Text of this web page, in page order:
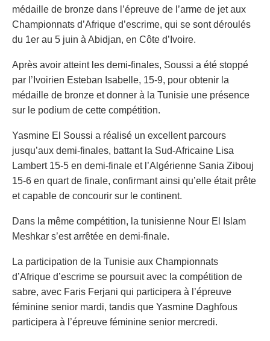
médaille de bronze dans l’épreuve de l’arme de jet aux
Championnats d’Afrique d’escrime, qui se sont déroulés
du 1er au 5 juin à Abidjan, en Côte d’Ivoire.
Après avoir atteint les demi-finales, Soussi a été stoppé
par l’Ivoirien Esteban Isabelle, 15-9, pour obtenir la
médaille de bronze et donner à la Tunisie une présence
sur le podium de cette compétition.
Yasmine El Soussi a réalisé un excellent parcours
jusqu’aux demi-finales, battant la Sud-Africaine Lisa
Lambert 15-5 en demi-finale et l’Algérienne Sania Zibouj
15-6 en quart de finale, confirmant ainsi qu’elle était prête
et capable de concourir sur le continent.
Dans la même compétition, la tunisienne Nour El Islam
Meshkar s’est arrêtée en demi-finale.
La participation de la Tunisie aux Championnats
d’Afrique d’escrime se poursuit avec la compétition de
sabre, avec Faris Ferjani qui participera à l’épreuve
féminine senior mardi, tandis que Yasmine Daghfous
participera à l’épreuve féminine senior mercredi.